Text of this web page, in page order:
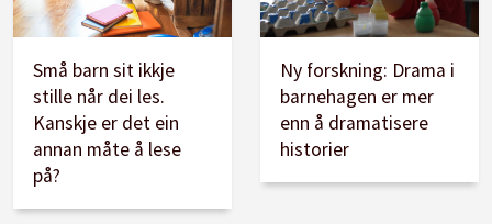
Små barn sit ikkje
stille når dei les.
Kanskje er det ein
annan måte å lese
på?
Ny forskning: Drama i
barnehagen er mer
enn å dramatisere
historier